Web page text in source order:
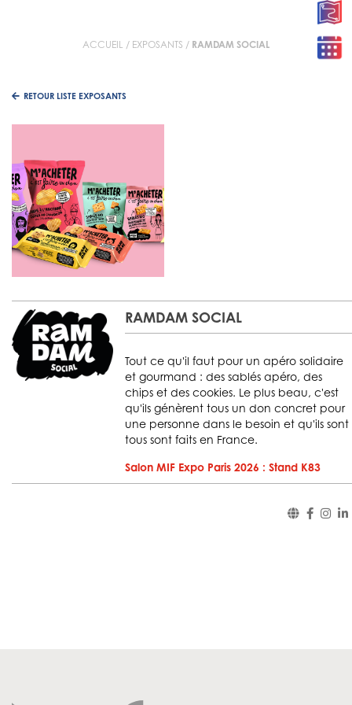
ACCUEIL / EXPOSANTS / RAMDAM SOCIAL
RETOUR LISTE EXPOSANTS
RAMDAM SOCIAL
Tout ce qu'il faut pour un apéro solidaire
et gourmand : des sablés apéro, des
chips et des cookies. Le plus beau, c'est
qu'ils génèrent tous un don concret pour
une personne dans le besoin et qu'ils sont
tous sont faits en France.
Salon MIF Expo Paris 2026 : Stand K83